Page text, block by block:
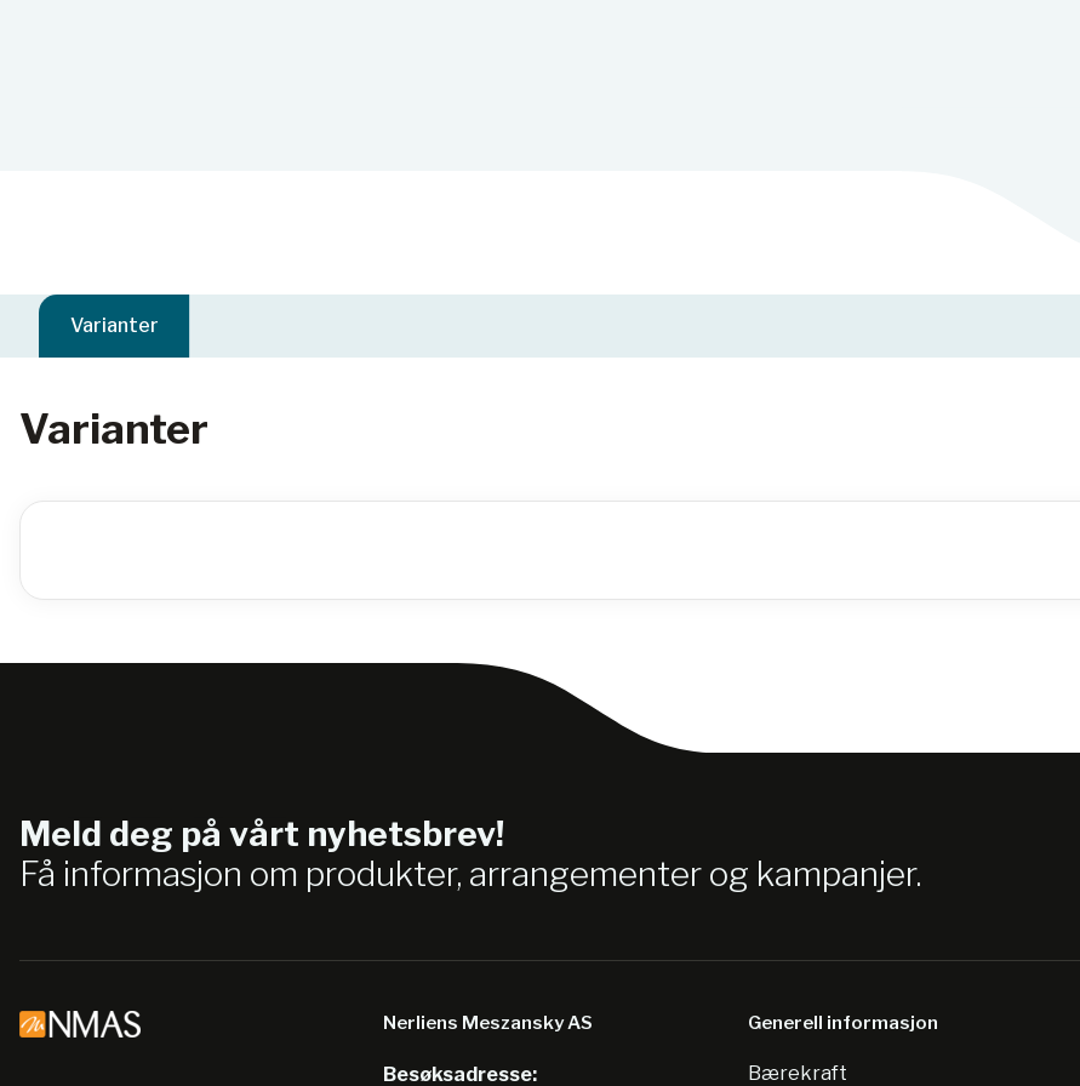
Varianter
Varianter
Meld deg på vårt nyhetsbrev!
Få informasjon om produkter, arrangementer og kampanjer.
Nerliens Meszansky AS
Besøksadresse:
Generell informasjon
Bærekraft